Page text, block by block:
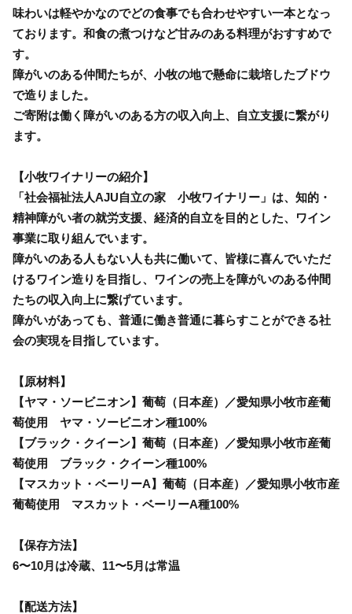
味わいは軽やかなのでどの食事でも合わせやすい一本となっ
ております。和食の煮つけなど甘みのある料理がおすすめで
す。
障がいのある仲間たちが、小牧の地で懸命に栽培したブドウ
で造りました。
ご寄附は働く障がいのある方の収入向上、自立支援に繋がり
ます。
【小牧ワイナリーの紹介】
「社会福祉法人AJU自立の家 小牧ワイナリー」は、知的・
精神障がい者の就労支援、経済的自立を目的とした、ワイン
事業に取り組んでいます。
障がいのある人もない人も共に働いて、皆様に喜んでいただ
けるワイン造りを目指し、ワインの売上を障がいのある仲間
たちの収入向上に繋げています。
障がいがあっても、普通に働き普通に暮らすことができる社
会の実現を目指しています。
【原材料】
【ヤマ・ソービニオン】葡萄（日本産）／愛知県小牧市産葡
萄使用 ヤマ・ソービニオン種100%
【ブラック・クイーン】葡萄（日本産）／愛知県小牧市産葡
萄使用 ブラック・クイーン種100%
【マスカット・ベーリーA】葡萄（日本産）／愛知県小牧市産
葡萄使用 マスカット・ベーリーA種100%
【保存方法】
6〜10月は冷蔵、11〜5月は常温
【配送方法】